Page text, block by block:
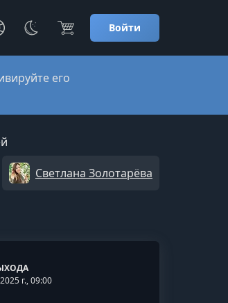
Войти
его
Светлана Золотарёва
г., 09:00